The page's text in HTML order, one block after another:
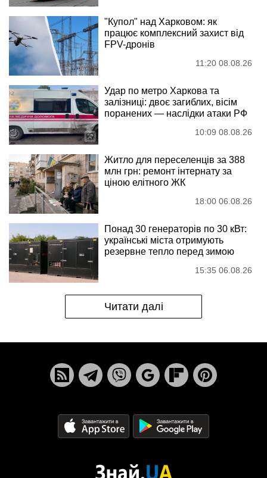
"Купол" над Харковом: як
працює комплексний захист від
FPV-дронів
11:20 08.08.26
Удар по метро Харкова та
залізниці: двоє загиблих, вісім
поранених — наслідки атаки РФ
10:09 08.08.26
Житло для переселенців за 388
млн грн: ремонт інтернату за
ціною елітного ЖК
18:00 06.08.26
Понад 30 генераторів по 30 кВт:
українські міста отримують
резервне тепло перед зимою
15:35 06.08.26
Читати далі